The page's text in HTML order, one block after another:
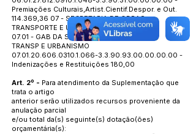
Premiações Culturais,Artist.Cientif.Despor. e Out.
114.369,36 07 - SECRETARIA DE OBRAS,
TRANSPORTE E URBANISMO
07.01 - GAB DA SEC MUNICIPAL DE OBRAS,
TRANSP E URBANISMO
07.01.20.606.0310.1.066-3.3.90.93.00.00.00.00 -
Indenizações e Restituições 180,00
Art. 2º - Para atendimento da Suplementação que
trata o artigo
anterior serão utilizados recursos proveniente da
anulação parcial
e/ou total da(s) seguinte(s) dotação(ões)
orçamentária(s):